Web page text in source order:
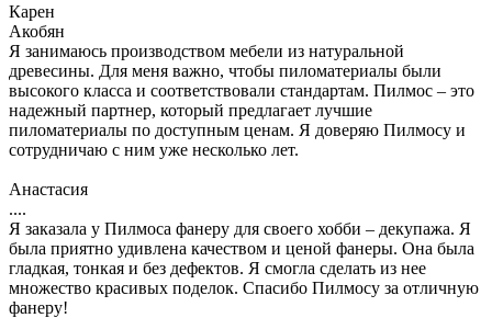
Карен
Акобян
Я занимаюсь производством мебели из натуральной
древесины. Для меня важно, чтобы пиломатериалы были
высокого класса и соответствовали стандартам. Пилмос – это
надежный партнер, который предлагает лучшие
пиломатериалы по доступным ценам. Я доверяю Пилмосу и
сотрудничаю с ним уже несколько лет.
Анастасия
....
Я заказала у Пилмоса фанеру для своего хобби – декупажа. Я
была приятно удивлена качеством и ценой фанеры. Она была
гладкая, тонкая и без дефектов. Я смогла сделать из нее
множество красивых поделок. Спасибо Пилмосу за отличную
фанеру!